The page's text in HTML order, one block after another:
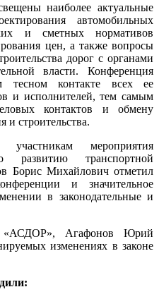
наиболее актуальные
автомобильных
и сметных нормативов
цен, а также вопросы
дорог с органами
власти. Конференция
тесном контакте всех ее
и исполнителей, тем самым
контактов и обмену
и строительства.
мероприятия
развитию транспортной
Борис Михайлович отметил
и значительное
в законодательные и
«АСДОР», Агафонов Юрий
изменениях в законе